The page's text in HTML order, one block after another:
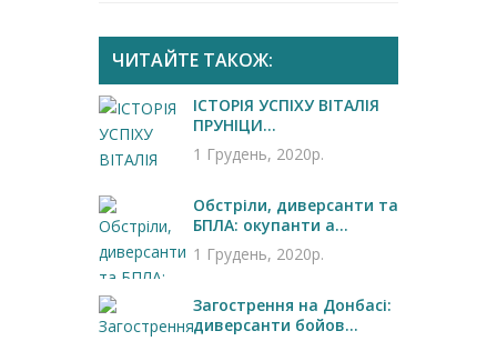
ЧИТАЙТЕ ТАКОЖ:
ІСТОРІЯ УСПІХУ ВІТАЛІЯ
ПРУНІЦИ...
1 Грудень, 2020р.
Обстріли, диверсанти та
БПЛА: окупанти а...
1 Грудень, 2020р.
Загострення на Донбасі:
диверсанти бойов...